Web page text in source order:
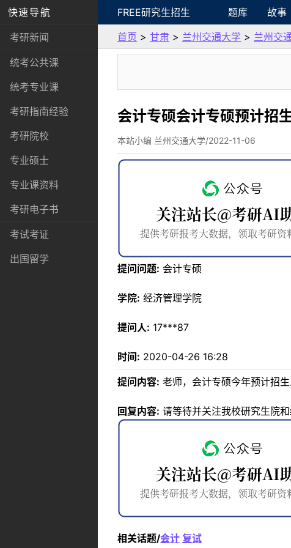
快速导航
考研新闻
统考公共课
统考专业课
考研指南经验
考研院校
专业硕士
专业课资料
考研电子书
考试考证
出国留学
FREE研究生招生 题库 故事
首页 > 甘肃 > 兰州交通大学 > 兰州交
会计专硕会计专硕预计招
本站小编 兰州交通大学/2022-11-06
提问问题: 会计专硕
学院: 经济管理学院
提问人: 17***87
时间: 2020-04-26 16:28
提问内容: 老师，会计专硕今年预计招
回复内容: 请等待并关注我校研究生院
相关话题/会计 复试